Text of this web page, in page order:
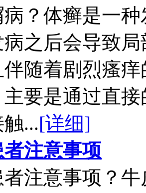
？体癣是一
之后会导致
随着剧烈瘙
要是通过直
...[详细]
注意事项
注意事项？